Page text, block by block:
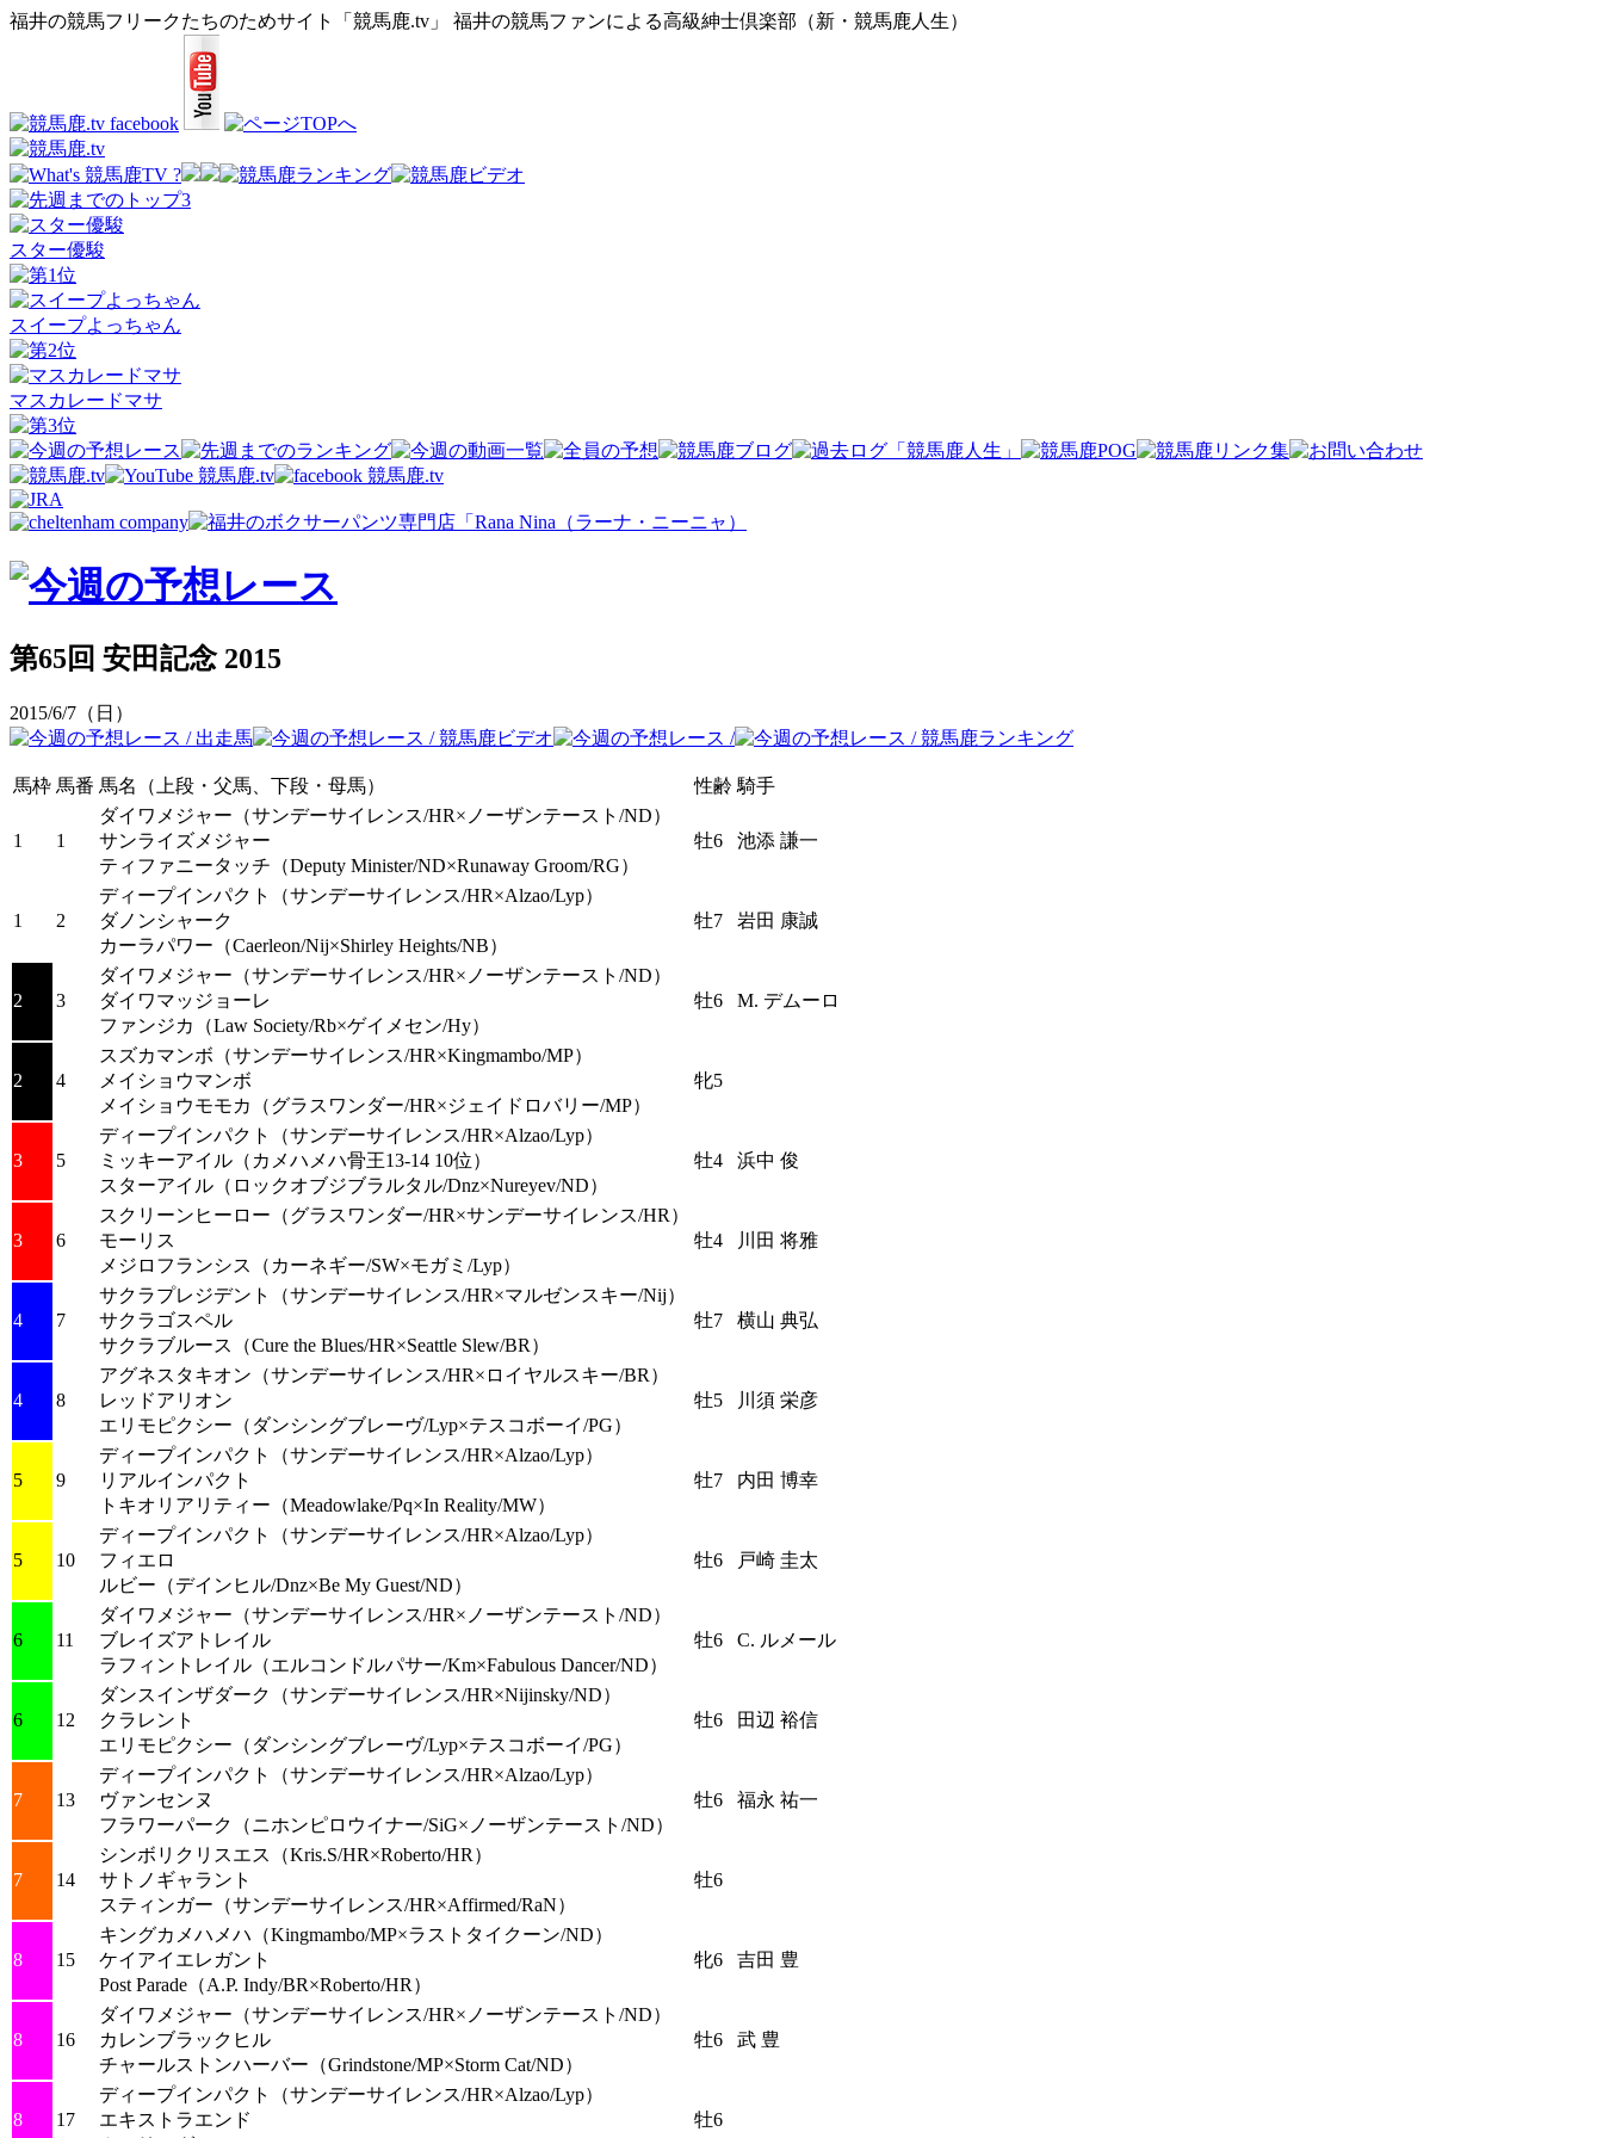
福井の競馬フリークたちのためサイト「競馬鹿.tv」 福井の競馬ファンによる高級紳士倶楽部（新・競馬鹿人生）
スター優駿
スイープよっちゃん
マスカレードマサ
第65回 安田記念 2015
2015/6/7（日）
馬枠 馬番 馬名（上段・父馬、下段・母馬） 性齢 騎手
1 1
ダイワメジャー （サンデーサイレンス/HR×ノーザンテースト/ND）
サンライズメジャー
ティファニータッチ （Deputy Minister/ND×Runaway Groom/RG）
牡6 池添 謙一
1 2
ディープインパクト
（サンデーサイレンス/HR×Alzao/Lyp）
ダノンシャーク
カーラパワー （Caerleon/Nij×Shirley Heights/NB）
牡7 岩田 康誠
2 3
ダイワメジャー （サンデーサイレンス/HR×ノーザンテースト/ND）
ダイワマッジョーレ
ファンジカ
（Law Society/Rb×ゲイメセン/Hy）
牡6 M. デムーロ
2 4
スズカマンボ （サンデーサイレンス/HR×Kingmambo/MP）
メイショウマンボ
メイショウモモカ
（グラスワンダー/HR×ジェイドロバリー/MP）
牝5
3 5
ディープインパクト
（サンデーサイレンス/HR×Alzao/Lyp）
ミッキーアイル （カメハメハ骨王13-14 10位）
スターアイル （ロックオブジブラルタル/Dnz×Nureyev/ND）
牡4 浜中 俊
3 6
スクリーンヒーロー （グラスワンダー/HR×サンデーサイレンス/HR）
モーリス
メジロフランシス
（カーネギー/SW×モガミ/Lyp）
牡4 川田 将雅
4 7
サクラプレジデント
（サンデーサイレンス/HR×マルゼンスキー/Nij）
サクラゴスペル
サクラブルース
（Cure the Blues/HR×Seattle Slew/BR）
牡7 横山 典弘
4 8
アグネスタキオン （サンデーサイレンス/HR×ロイヤルスキー/BR）
レッドアリオン
エリモピクシー （ダンシングブレーヴ/Lyp×テスコボーイ/PG）
牡5 川須 栄彦
5 9
ディープインパクト
（サンデーサイレンス/HR×Alzao/Lyp）
リアルインパクト
トキオリアリティー （Meadowlake/Pq×In Reality/MW）
牡7 内田 博幸
5 10
ディープインパクト
（サンデーサイレンス/HR×Alzao/Lyp）
フィエロ
ルビー （デインヒル/Dnz×Be My Guest/ND）
牡6 戸崎 圭太
6 11
ダイワメジャー （サンデーサイレンス/HR×ノーザンテースト/ND）
ブレイズアトレイル
ラフィントレイル （エルコンドルパサー/Km×Fabulous Dancer/ND）
牡6 C. ルメール
6 12
ダンスインザダーク
（サンデーサイレンス/HR×Nijinsky/ND）
クラレント
エリモピクシー （ダンシングブレーヴ/Lyp×テスコボーイ/PG）
牡6 田辺 裕信
7 13
ディープインパクト
（サンデーサイレンス/HR×Alzao/Lyp）
ヴァンセンヌ
フラワーパーク
（ニホンピロウイナー/SiG×ノーザンテースト/ND）
牡6 福永 祐一
7 14
シンボリクリスエス
（Kris.S/HR×Roberto/HR）
サトノギャラント
スティンガー （サンデーサイレンス/HR×Affirmed/RaN）
牡6
8 15
キングカメハメハ （Kingmambo/MP×ラストタイクーン/ND）
ケイアイエレガント
Post Parade （A.P. Indy/BR×Roberto/HR）
牝6 吉田 豊
8 16
ダイワメジャー （サンデーサイレンス/HR×ノーザンテースト/ND）
カレンブラックヒル
チャールストンハーバー （Grindstone/MP×Storm Cat/ND）
牡6 武 豊
8 17
ディープインパクト
（サンデーサイレンス/HR×Alzao/Lyp）
エキストラエンド
牡6